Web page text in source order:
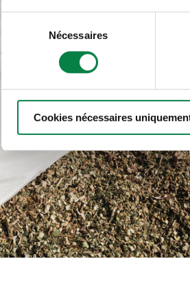
consentement
Nécessaires
Cookies nécessaires